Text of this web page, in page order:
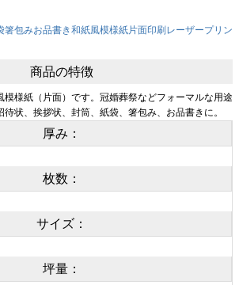
箸包みお品書き和紙風模様紙片面印刷 レーザープリン
商品の特徴
模様紙（片面）です。冠婚葬祭などフォーマルな用途
状、挨拶状、封筒、紙袋、箸包み、お品書きに。
厚み：
枚数：
サイズ：
坪量：